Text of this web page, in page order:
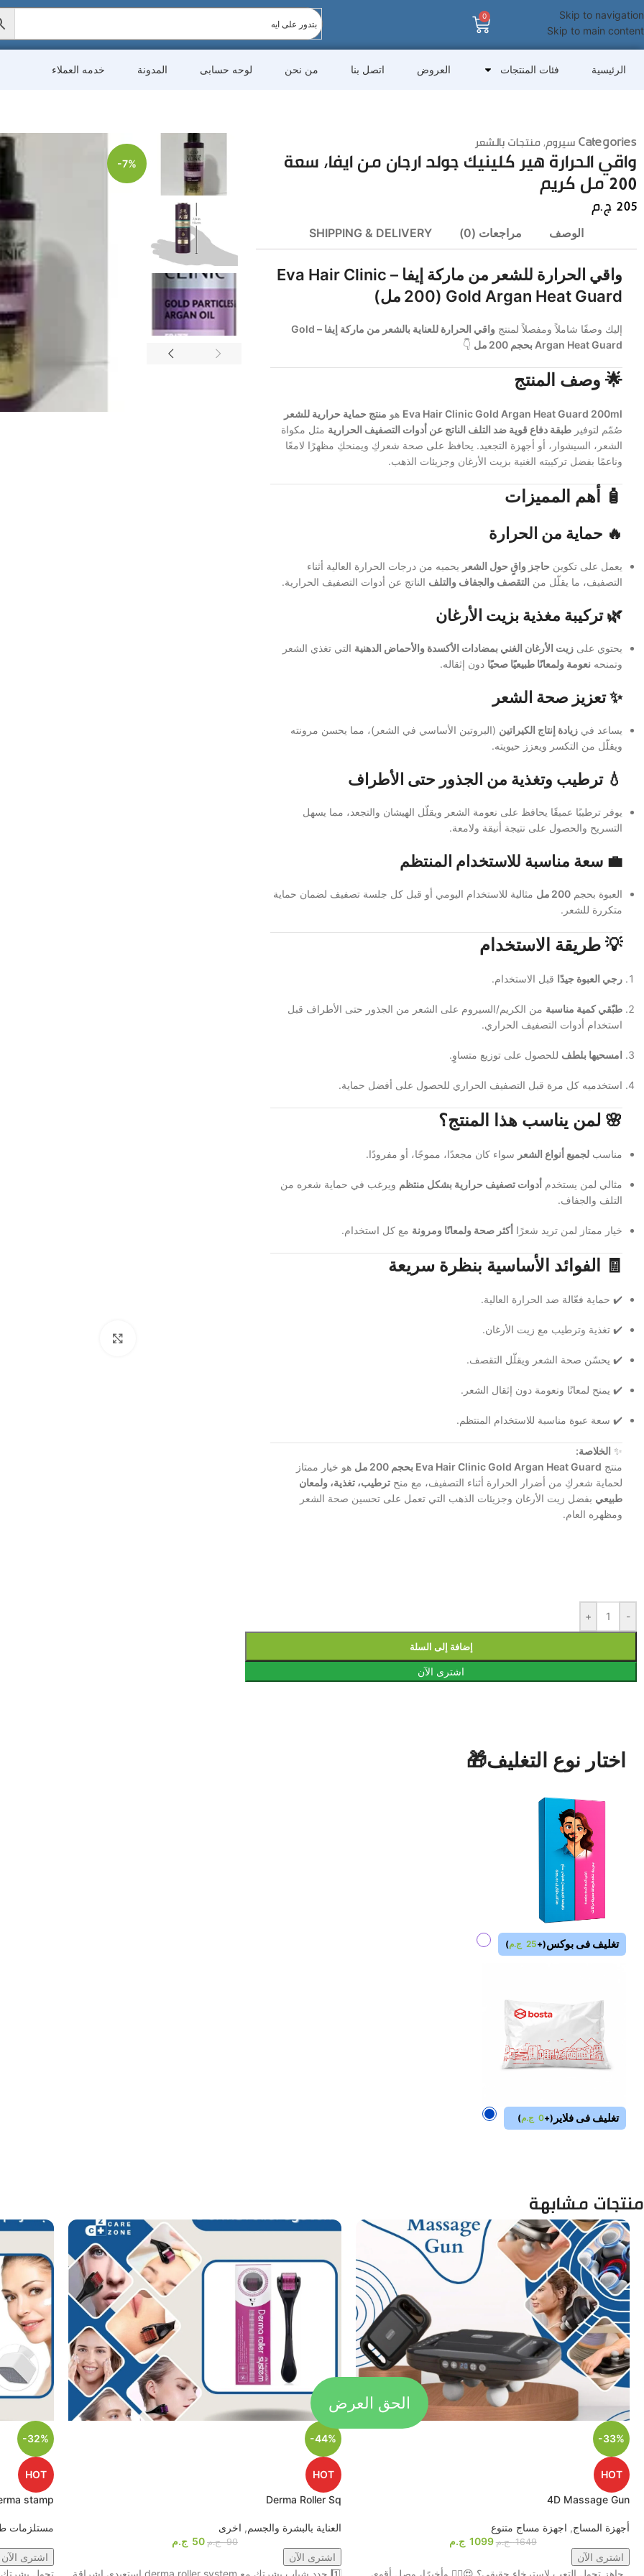
Skip to navigation
Skip to main content
0
الرئيسية فئات المنتجات العروض اتصل بنا من نحن لوحه حسابى المدونة خدمه العملاء
Categoriesسيروم,منتجات بالشعر
واقي الحرارة هير كلينيك جولد ارجان من ايفا، سعة
200 مل كريم
205ج.م
الوصف مراجعات (0) SHIPPING & DELIVERY
واقي الحرارة للشعر من ماركة إيفا – Eva Hair Clinic
Gold Argan Heat Guard (200 مل)
إليك وصفًا شاملاً ومفصلاً لمنتج
واقي الحرارة للعناية بالشعر من ماركة إيفا – Gold
Argan Heat Guard بحجم 200 مل
👇
🌟 وصف المنتج
Eva Hair Clinic Gold Argan Heat Guard 200ml هو منتج حماية حرارية للشعر
صُمّم لتوفير طبقة دفاع قوية ضد التلف الناتج عن أدوات التصفيف الحرارية مثل مكواة
الشعر، السيشوار، أو أجهزة التجعيد. يحافظ على صحة شعركِ ويمنحكِ مظهرًا لامعًا
وناعمًا بفضل تركيبته الغنية بزيت الأرغان وجزيئات الذهب.
🧴 أهم المميزات
🔥 حماية من الحرارة
يعمل على تكوين حاجز واقٍ حول الشعر يحميه من درجات الحرارة العالية أثناء
التصفيف، ما يقلّل من التقصف والجفاف والتلف الناتج عن أدوات التصفيف الحرارية.
🌿تركيبة مغذية بزيت الأرغان
يحتوي على زيت الأرغان الغني بمضادات الأكسدة والأحماض الدهنية التي تغذي الشعر
وتمنحه نعومة ولمعانًا طبيعيًا صحيًا دون إثقاله.
✨تعزيز صحة الشعر
يساعد في زيادة إنتاج الكيراتين (البروتين الأساسي في الشعر)، مما يحسن مرونته
ويقلّل من التكسر ويعزز حيويته.
💧ترطيب وتغذية من الجذور حتى الأطراف
يوفر ترطيبًا عميقًا يحافظ على نعومة الشعر ويقلّل الهيشان والتجعد، مما يسهل
التسريح والحصول على نتيجة أنيقة ولامعة.
💼 سعة مناسبة للاستخدام المنتظم
العبوة بحجم 200 مل
مثالية للاستخدام اليومي أو قبل كل جلسة تصفيف لضمان حماية
متكررة للشعر.
💡 طريقة الاستخدام
رجي العبوة جيدًا قبل الاستخدام.
طبّقي كمية مناسبة من الكريم/السيروم على الشعر من الجذور حتى الأطراف قبل
استخدام أدوات التصفيف الحراري.
امسحيها بلطف للحصول على توزيع متساوٍ.
استخدميه كل مرة قبل التصفيف الحراري للحصول على أفضل حماية.
🌸 لمن يناسب هذا المنتج؟
مناسب لجميع أنواع الشعر سواء كان مجعدًا، مموجًا، أو مفرودًا.
مثالي لمن يستخدم أدوات تصفيف حرارية بشكل منتظم ويرغب في حماية شعره من
التلف والجفاف.
خيار ممتاز لمن تريد شعرًا أكثر صحة ولمعانًا ومرونة مع كل استخدام.
🧾 الفوائد الأساسية بنظرة سريعة
✔️ حماية فعّالة ضد الحرارة العالية.
✔️ تغذية وترطيب مع زيت الأرغان.
✔️ يحسّن صحة الشعر ويقلّل التقصف.
✔️ يمنح لمعانًا ونعومة دون إثقال الشعر.
✔️ سعة عبوة مناسبة للاستخدام المنتظم.
✨ الخلاصة:
منتج Eva Hair Clinic Gold Argan Heat Guard بحجم 200 مل
هو خيار ممتاز
لحماية شعركِ من أضرار الحرارة أثناء التصفيف، مع منح ترطيب، تغذية، ولمعان
طبيعي بفضل زيت الأرغان وجزيئات الذهب التي تعمل على تحسين صحة الشعر
ومظهره العام.
-7%
-
+
إضافة إلى السلة
اشترى الآن
اختار نوع التغليف🎁
تغليف فى بوكس(
+
25 ج.م)
تغليف فى فلاير (
+
0 ج.م)
منتجات مشابهة
-33%
HOT
4D Massage Gun
أجهزة المساج, اجهزة مساج متنوع
1649 ج.م 1099 ج.م
اشترى الآن
جاهز تحول التعب لاسترخاء حقيقي؟ 😍💆‍♂️ وأخيرًا، وصل أقوى
-44%
HOT
Derma Roller Sq
العناية بالبشرة والجسم, اخرى
90 ج.م 50 ج.م
اشترى الآن
1️⃣ جدد شباب بشرتك مع derma roller system استعيدي إشراقة
-32%
HOT
stamp
مستلزمات
اشترى الآن
تحول بشرتك